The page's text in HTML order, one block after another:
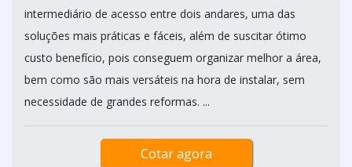
intermediário de acesso entre dois andares, uma das
soluções mais práticas e fáceis, além de suscitar ótimo
custo benefício, pois conseguem organizar melhor a área,
bem como são mais versáteis na hora de instalar, sem
necessidade de grandes reformas. ...
Cotar agora